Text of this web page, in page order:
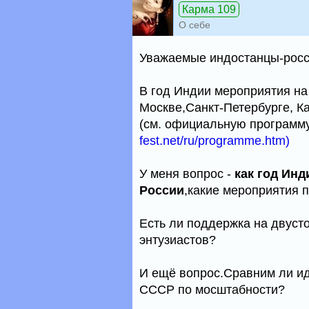
Карма 109
О себе
Уважаемые индостанцы-
В год Индии мероприятия
Москве,Санкт-Петербурге,
(см. официальную
fest.net/ru/programme.htm)
У меня вопрос - как год
России,какие мероприятия
Есть ли поддержка на
энтузиастов?
И ещё вопрос.Сравним ли
СССР по мосштабности?